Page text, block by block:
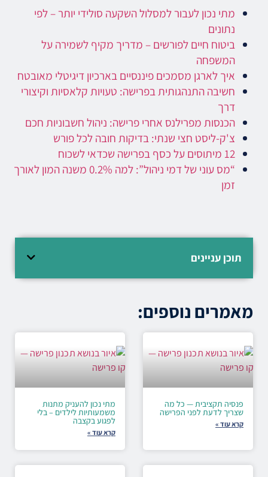
מתי נכון לעבור למסלול השקעה סולידי יותר – לפי
נתונים
ביטוח חיים לפורשים – מדריך מקיף לשמירה על
המשפחה
איך לארגן מסמכים פיננסיים בארכיון דיגיטלי מאובטח
חשיבה התנהגותית בפרישה: טעויות קלאסיות וקיצורי
דרך
הכנסות מפרילנס אחרי פרישה: ניהול חשבוניות חכם
צ'ק-ליסט חצי שנתי: בדיקות חובה לכל פורש
12 מיתוסים על כסף בפרישה שכדאי לשכוח
“מס עוני של דמי ניהול”: למה 0.2% משנה המון לאורך
זמן
תוכן עניינים
מאמרים נוספים:
פנסיה תקציבית — כל מה
שצריך לדעת לפני הפרישה
קרא עוד »
מתי נכון להעניק מתנות
משמעותיות לילדים – בלי
לפגוע בקצבה
קרא עוד »